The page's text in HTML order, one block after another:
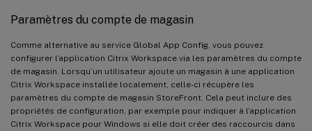
Paramètres du compte de magasin
Comme alternative au service Global App Config, vous pouvez
configurer l’application Citrix Workspace via les paramètres du compte
de magasin. Lorsqu’un utilisateur ajoute un magasin à une application
Citrix Workspace installée localement, celle-ci récupère les
paramètres du compte de magasin StoreFront. Cela peut inclure des
propriétés de configuration, par exemple pour indiquer à l’application
Citrix Workspace pour Windows si elle doit créer des raccourcis dans